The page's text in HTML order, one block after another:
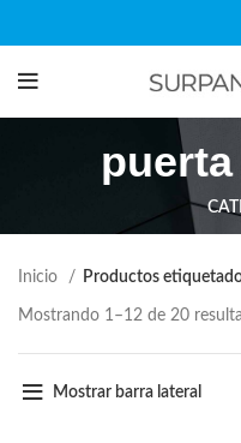
Inicio Productos
Mostrando 1–12 de 20
Mostrar barra lateral